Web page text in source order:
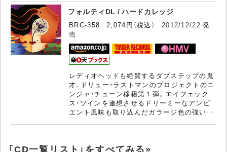
フォルティDL / ハードカレッジ
BRC-358 2,074円（税込） 2012/12/22 発
売
レディオヘッドも絶賛するダブステップの鬼
才、ドリュー・ラストマンのプロジェクトのニ
ンジャ・チューン移籍第１弾。エイフェック
ス・ツインを連想させるドリーミーなアンビ
エント風味も取り込んだガラージ色の強い…
「CD一覧リスト」をすべてみる»